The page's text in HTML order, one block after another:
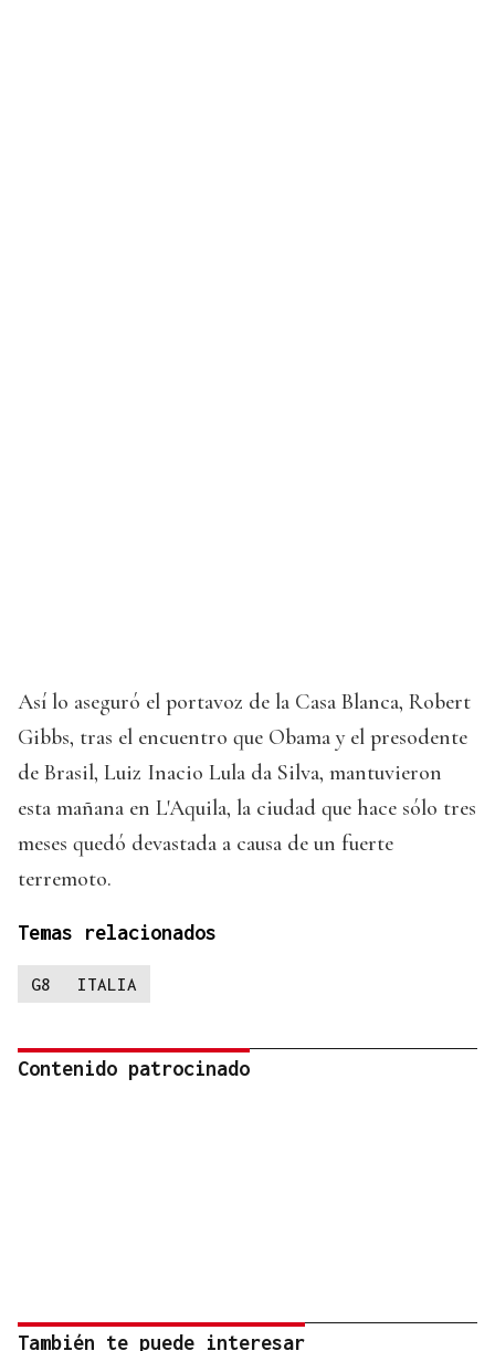
Así lo aseguró el portavoz de la Casa Blanca, Robert
Gibbs, tras el encuentro que Obama y el presodente
de Brasil, Luiz Inacio Lula da Silva, mantuvieron
esta mañana en L'Aquila, la ciudad que hace sólo tres
meses quedó devastada a causa de un fuerte
terremoto.
Temas relacionados
G8 ITALIA
Contenido patrocinado
También te puede interesar